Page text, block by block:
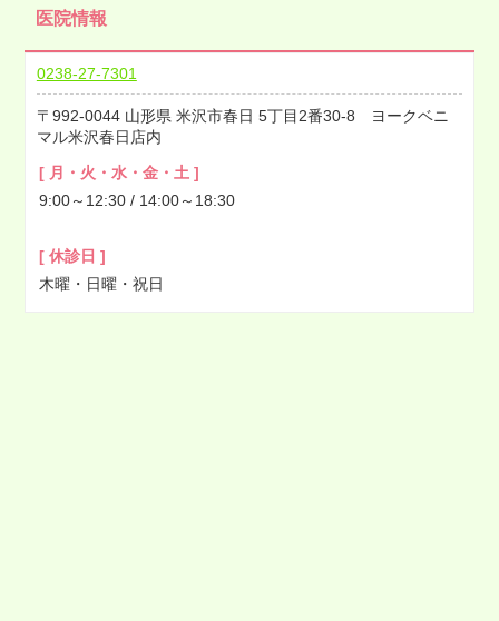
2022年07月
2022年06月
2022年05月
2022年04月
2022年03月
2022年02月
2021年12月
2021年11月
2021年10月
医院情報
0238-27-7301
992-0044 山形県 米沢市春日 5丁目2番30-8 ヨークベニ
マル米沢春日店内
[ 月・火・水・金・土 ]
9:00～12:30 / 14:00～18:30
[ 休診日 ]
木曜・日曜・祝日